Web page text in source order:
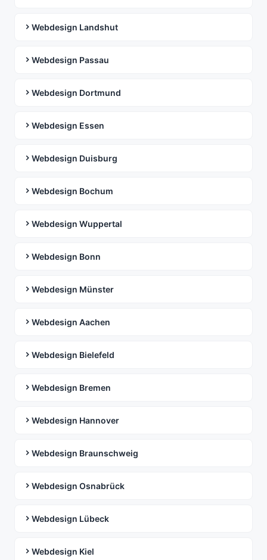
Webdesign Landshut
Webdesign Passau
Webdesign Dortmund
Webdesign Essen
Webdesign Duisburg
Webdesign Bochum
Webdesign Wuppertal
Webdesign Bonn
Webdesign Münster
Webdesign Aachen
Webdesign Bielefeld
Webdesign Bremen
Webdesign Hannover
Webdesign Braunschweig
Webdesign Osnabrück
Webdesign Lübeck
Webdesign Kiel